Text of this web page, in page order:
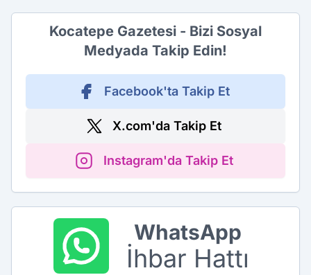
Kocatepe Gazetesi - Bizi Sosyal
Medyada Takip Edin!
Facebook'ta Takip Et
X.com'da Takip Et
Instagram'da Takip Et
WhatsApp
İhbar Hattı